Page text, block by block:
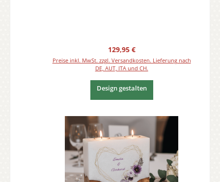
Regulärer Preis:
129,95 €
Preise inkl. MwSt. zzgl. Versandkosten. Lieferung nach
DE, AUT, ITA und CH.
Design gestalten